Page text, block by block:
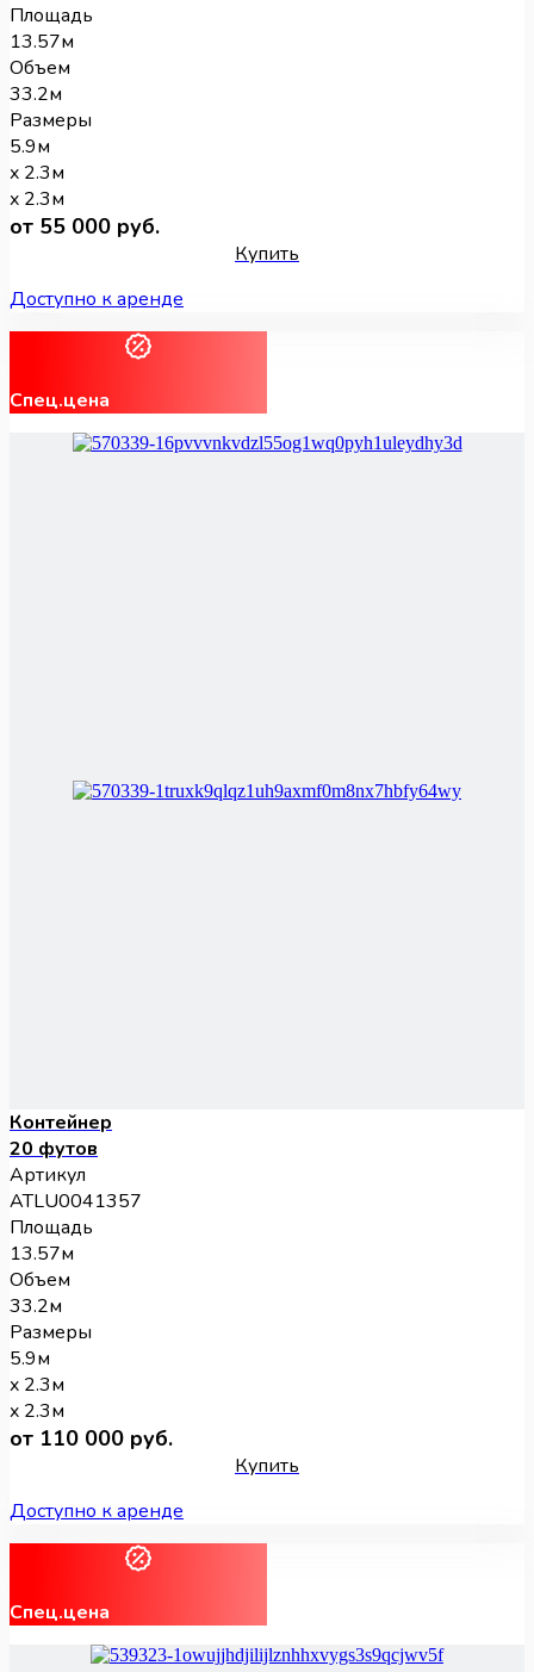
Площадь
13.57м
Объем
33.2м
Размеры
5.9м
x 2.3м
x 2.3м
от 55 000 руб.
Купить
Доступно к аренде
Спец.цена
Контейнер
20 футов
Артикул
ATLU0041357
Площадь
13.57м
Объем
33.2м
Размеры
5.9м
x 2.3м
x 2.3м
от 110 000 руб.
Купить
Доступно к аренде
Спец.цена